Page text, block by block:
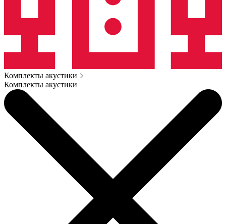
Комплекты акустики
Комплекты акустики